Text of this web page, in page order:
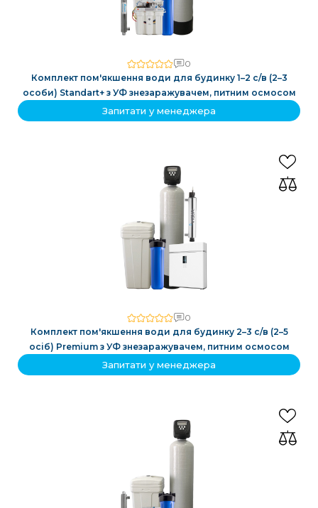
0
Комплект пом'якшення води для будинку 1–2 с/в (2–3
особи) Standart+ з УФ знезаражувачем, питним осмосом
Запитати у менеджера
0
Комплект пом'якшення води для будинку 2–3 с/в (2–5
осіб) Premium з УФ знезаражувачем, питним осмосом
Запитати у менеджера